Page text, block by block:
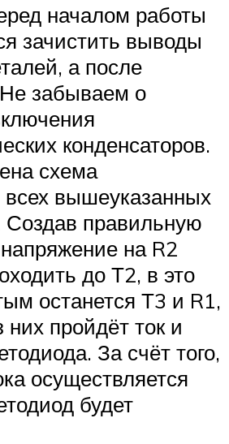
началом работы
зачистить выводы
а после
забываем о
конденсаторов.
схема
вышеуказанных
Создав правильную
на R2
до Т2, в это
останется Т3 и R1,
пройдёт ток и
За счёт того,
осуществляется
будет